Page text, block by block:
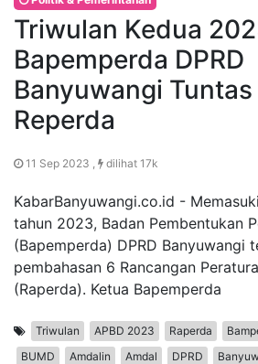
Triwulan Kedua
Bapemperda DPRD
Banyuwangi
Reperda
11 Sep 2023 , dilihat 17k
KabarBanyuwangi.co.id -
tahun 2023, Badan Pembentukan
(Bapemperda) DPRD Banyuwangi
pembahasan 6 Rancangan
(Raperda). Ketua Bapemperda
Triwulan APBD 2023 Raperda
BUMD
Amdalin Amdal DPRD